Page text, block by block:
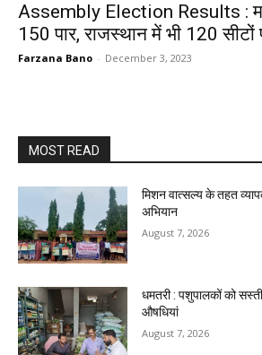
Assembly Election Results :
150 पार, राजस्थान में भी 120
Farzana Bano - December 3, 2023
MOST READ
मिशन वात्सल्य के तहत
अभियान
August 7, 2026
धमतरी : पशुपालकों को
औषधियां
August 7, 2026